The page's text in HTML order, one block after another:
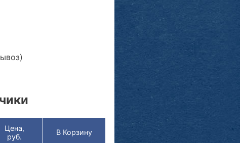
Цена,
руб.
В Корзину